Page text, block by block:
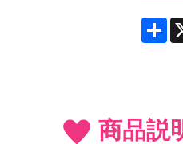
商品説